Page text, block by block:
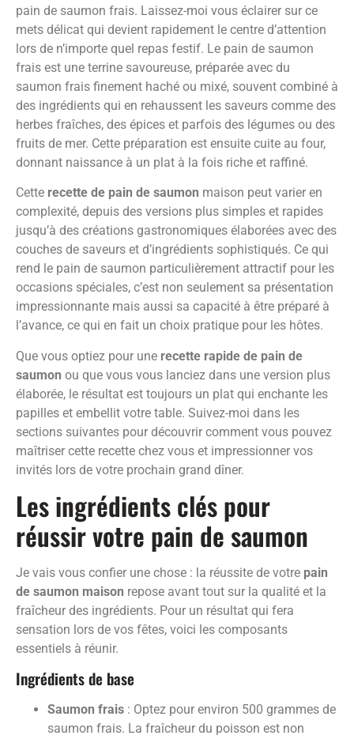
pain de saumon frais. Laissez-moi vous éclairer sur ce
mets délicat qui devient rapidement le centre d’attention
lors de n’importe quel repas festif. Le pain de saumon
frais est une terrine savoureuse, préparée avec du
saumon frais finement haché ou mixé, souvent combiné à
des ingrédients qui en rehaussent les saveurs comme des
herbes fraîches, des épices et parfois des légumes ou des
fruits de mer. Cette préparation est ensuite cuite au four,
donnant naissance à un plat à la fois riche et raffiné.
Cette recette de pain de saumon maison peut varier en
complexité, depuis des versions plus simples et rapides
jusqu’à des créations gastronomiques élaborées avec des
couches de saveurs et d’ingrédients sophistiqués. Ce qui
rend le pain de saumon particulièrement attractif pour les
occasions spéciales, c’est non seulement sa présentation
impressionnante mais aussi sa capacité à être préparé à
l’avance, ce qui en fait un choix pratique pour les hôtes.
Que vous optiez pour une recette rapide de pain de
saumon ou que vous vous lanciez dans une version plus
élaborée, le résultat est toujours un plat qui enchante les
papilles et embellit votre table. Suivez-moi dans les
sections suivantes pour découvrir comment vous pouvez
maîtriser cette recette chez vous et impressionner vos
invités lors de votre prochain grand dîner.
Les ingrédients clés pour
réussir votre pain de saumon
Je vais vous confier une chose : la réussite de votre pain
de saumon maison repose avant tout sur la qualité et la
fraîcheur des ingrédients. Pour un résultat qui fera
sensation lors de vos fêtes, voici les composants
essentiels à réunir.
Ingrédients de base
Saumon frais : Optez pour environ 500 grammes de
saumon frais. La fraîcheur du poisson est non